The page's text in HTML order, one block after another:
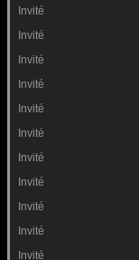
Invité
Invité
Invité
Invité
Invité
Invité
Invité
Invité
Invité
Invité
Invité